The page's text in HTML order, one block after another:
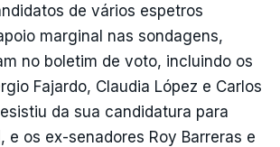
de vários espetros
marginal nas sondagens,
no boletim de voto, incluindo os
Fajardo, Claudia López e Carlos
da sua candidatura para
e os ex-senadores Roy Barreras e